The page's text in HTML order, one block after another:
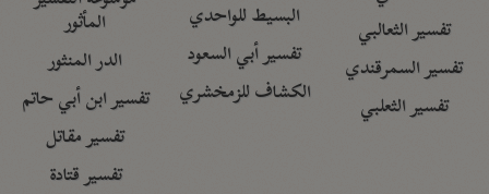
تفسير الثعالبي
تفسير السمرقندي
تفسير الثعلبي
البسيط للواحدي
تفسير أبي السعود
الكشاف للزمخشري
المأثور
الدر المنثور
تفسير ابن أبي حاتم
تفسير مقاتل
تفسير قتادة